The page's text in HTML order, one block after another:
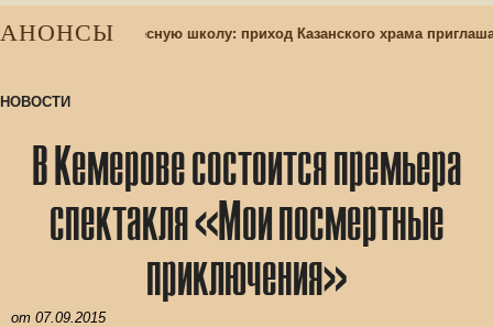
АНОНСЫв воскресную школу: приход Казанского храма
НОВОСТИ
В Кемерове состоится премьера
спектакля «Мои посмертные
приключения»
от 07.09.2015